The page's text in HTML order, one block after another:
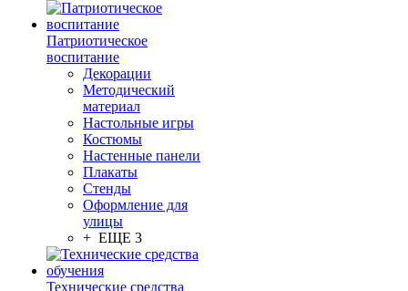
Патриотическое
воспитание
Декорации
Методический
материал
Настольные игры
Костюмы
Настенные панели
Плакаты
Стенды
Оформление для
улицы
+ ЕЩЕ 3
Технические средства